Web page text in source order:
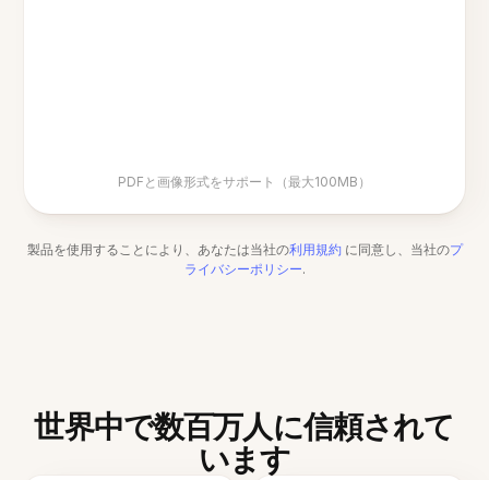
PDFと画像形式をサポート（最大100MB）
製品を使用することにより、あなたは当社の利用規約 に同意し、当社のプ
ライバシーポリシー.
世界中で数百万人に信頼されて
います